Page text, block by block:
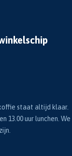
staat altijd klaar.
13.00 uur lunchen. We